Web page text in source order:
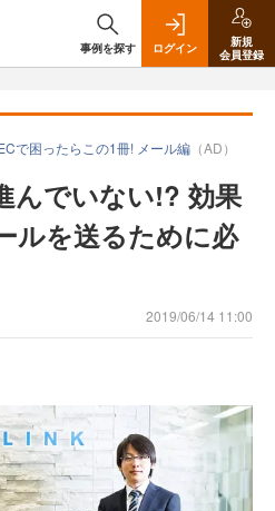
事例を探す ログイン
新規
会員登録
で困ったらこの1冊! メール編 （AD）
んでいない!? 効果
ルを送るために必
2019/06/14 11:00